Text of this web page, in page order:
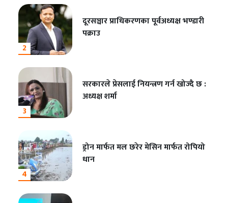
2
दूरसञ्चार प्राधिकरणका पूर्वअध्यक्ष भण्डारी
पक्राउ
3
सरकारले प्रेसलाई नियन्त्रण गर्न खोज्दै छ :
अध्यक्ष शर्मा
4
ड्रोन मार्फत मल छरेर मेसिन मार्फत रोपियो
धान